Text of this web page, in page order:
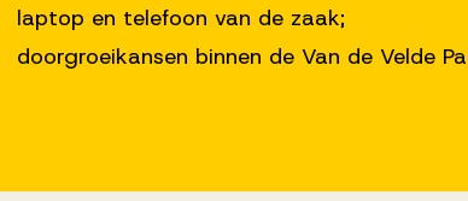
en telefoon van de zaak;
binnen de Van de Velde